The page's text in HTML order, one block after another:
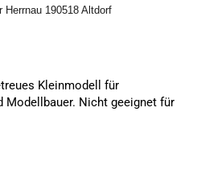
Herrnau 190518 Altdorf
Kleinmodell für
Modellbauer. Nicht geeignet für